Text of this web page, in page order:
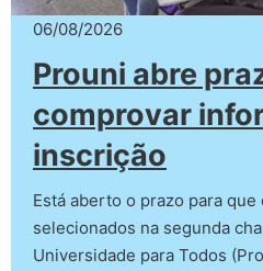
06/08/2026
Prouni abre
comprovar
inscrição
Está aberto o prazo para
selecionados na segunda
Universidade para Todos